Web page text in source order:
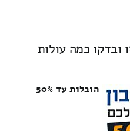
ובדקו כמה עולות
הובלות עד 50%